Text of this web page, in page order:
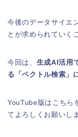
今後のデータサイエ
とが求められていく
今回は、 生成AI活用
る「ベクトル検索」
YouTube版はこちら
てよろしくお願いし